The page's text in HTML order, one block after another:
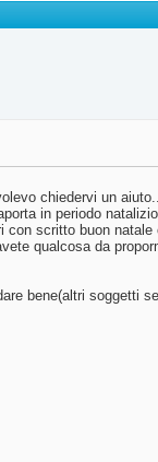
chiedervi un aiuto..
in periodo natalizio
scritto buon
qualcosa da
bene(altri soggetti